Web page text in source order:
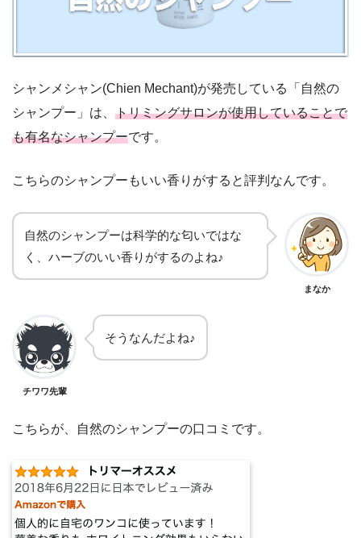
シャンメシャン(Chien Mechant)が発売している「自然の
シャンプー」は、 トリミングサロンが使用していることで
も有名なシャンプーです。
こちらのシャンプーもいい香りがすると評判なんです。
自然のシャンプーは科学的な匂いではな
く、ハーブのいい香りがするのよね♪
まなか
チワワ先輩
そうなんだよね♪
こちらが、自然のシャンプーの口コミです。